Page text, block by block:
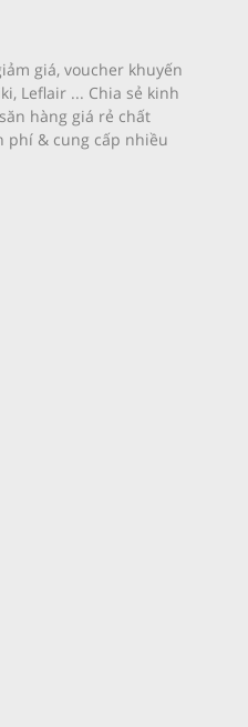
giá, voucher khuyến
Leflair ... Chia sẻ kinh
hàng giá rẻ chất
phí & cung cấp nhiều